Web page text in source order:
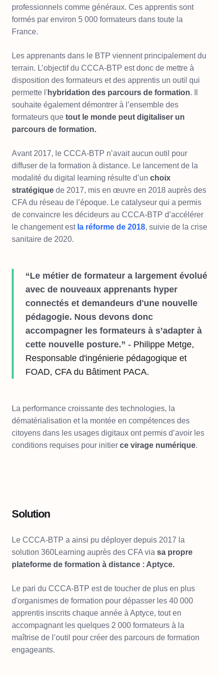
professionnels comme généraux. Ces apprentis sont
formés par environ 5 000 formateurs dans toute la
France.
Les apprenants dans le BTP viennent principalement du
terrain. L’objectif du CCCA-BTP est donc de mettre à
disposition des formateurs et des apprentis un outil qui
permette l'hybridation des parcours de formation. Il
souhaite également démontrer à l’ensemble des
formateurs que tout le monde peut digitaliser un
parcours de formation.
Avant 2017, le CCCA-BTP n’avait aucun outil pour
diffuser de la formation à distance. Le lancement de la
modalité du digital learning résulte d’un choix
stratégique de 2017, mis en œuvre en 2018 auprès des
CFA du réseau de l’époque. Le catalyseur qui a permis
de convaincre les décideurs au CCCA-BTP d’accélérer
le changement estla réforme de 2018, suivie de la crise
sanitaire de 2020.
“Le métier de formateur a largement évolué
avec de nouveaux apprenants hyper
connectés et demandeurs d'une nouvelle
pédagogie. Nous devons donc
accompagner les formateurs à s’adapter à
cette nouvelle posture.” - Philippe Metge,
Responsable d'ingénierie pédagogique et
FOAD, CFA du Bâtiment PACA.
La performance croissante des technologies, la
dématérialisation et la montée en compétences des
citoyens dans les usages digitaux ont permis d’avoir les
conditions requises pour initier ce virage numérique.
Solution
Le CCCA-BTP a ainsi pu déployer depuis 2017 la
solution 360Learning auprès des CFA via sa propre
plateforme de formation à distance : Aptyce.
Le pari du CCCA-BTP est de toucher de plus en plus
d'organismes de formation pour dépasser les 40 000
apprentis inscrits chaque année à Aptyce, tout en
accompagnant les quelques 2 000 formateurs à la
maîtrise de l’outil pour créer des parcours de formation
engageants.